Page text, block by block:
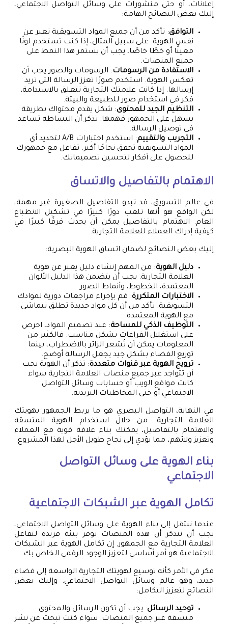
إعلانات، أو حتى منشورات على وسائل التواصل الاجتماعي،
إليك بعض النصائح الهامة:
التوافق: تأكد من أن جميع المواد التسويقية تعبر عن
نفس الهوية. على سبيل المثال، إذا كنت تستخدم لونًا
معينًا أو خطًا خاصًا، يجب أن يستمر هذا النمط على
جميع المنصات.
الاستفادة من الرسومات: الرسومات والصور يجب أن
تعكس الهوية. استخدم صورًا تعزز الرسالة التي تريد
إرسالها. إذا كانت علامتك التجارية تتعلق بالاستدامة،
فكر في استخدام صور للطبيعة والبيئة.
التنظيم الجيد للمحتوى: شكل يقدم محتواك بطريقة
يسهل على الجمهور فهمها. تذكر أن البساطة تساعد
في توصيل الرسالة.
التجريب والتقييم
: استخدم اختبارات A/B لتحديد أي
المواد التسويقية تحقق نجاحًا أكبر. تفاعل مع جمهورك
للحصول على أفكار لتحسين تصميماتك.
الاهتمام بالتفاصيل والاتساق
في عالم التسويق، قد تبدو التفاصيل الصغيرة غير مهمة،
لكن الواقع هو أنها تلعب دورًا كبيرًا في تشكيل الانطباع
العام. الاهتمام بالتفاصيل يمكن أن يحدث فرقًا كبيرًا في
كيفية إدراك العملاء للعلامة التجارية.
إليك بعض النصائح لضمان اتساق الهوية البصرية:
دليل الهوية: من المهم إنشاء دليل يعبر عن هوية
العلامة التجارية. يجب أن يتضمن هذا الدليل الألوان
المعتمدة، الخطوط، وأنماط الصور.
الاختبارات المتكررة: قم بإجراء مراجعات دورية لموادك
التسويقية. تأكد من أن كل مواد جديدة تطلق تتماشى
مع الهوية المعتمدة.
التوظيف الذكي للمساحة: عند تصميم المواد، احرص
على استغلال الفراغات بشكل مناسب. فالكثير من
المعلومات يمكن أن تُشعر الزائر بالاضطراب، بينما
توزيع الفضاء بشكل جيد يجعل الرسالة أوضح.
ترويج الهوية عبر قنوات متعددة: تذكر أن الهوية يجب
أن تتواجد عبر جميع منصات العلامة التجارية سواء
كانت مواقع الويب أو حسابات وسائل التواصل
الاجتماعي أو حتى المخاطبات البريدية.
في النهاية، التواصل البصري هو ما يربط الجمهور بهويتك
العلامة التجارية. من خلال استخدام الهوية المتسقة
والاهتمام بالتفاصيل، يمكنك بناء علاقة قوية مع العملاء
وتعزيز ولائهم، مما يؤدي إلى نجاح طويل الأجل لهذا المشروع.
بناء الهوية على وسائل التواصل
الاجتماعي
تكامل الهوية عبر الشبكات الاجتماعية
عندما ننتقل إلى بناء الهوية على وسائل التواصل الاجتماعي،
يجب أن نتذكر أن هذه المنصات توفر بيئة فريدة لتفاعل
العلامة التجارية مع الجمهور. إن تكامل الهوية عبر الشبكات
الاجتماعية هو أمر أساسي لتعزيز الوجود الرقمي الخاص بك.
فكر في الأمر كأنه توسيع لهويتك التجارية الواسعة إلى فضاء
جديد، وهو عالم وسائل التواصل الاجتماعي. وإليك بعض
النصائح لتعزيز التكامل:
توحيد الرسائل: يجب أن تكون الرسائل والمحتوى
متسقة عبر جميع المنصات. سواء كنت تبحث عن نشر